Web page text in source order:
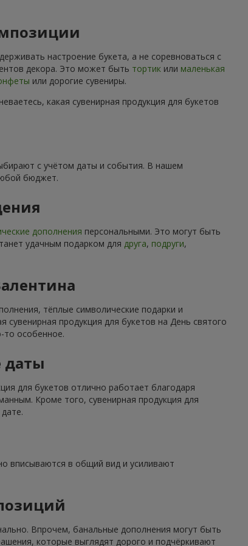
настроение букета, а не соревноваться с
декора. Это может быть тортик или маленькая
или дорогие сувениры.
какая сувенирная продукция для букетов
с учётом даты и события. В нашем
бюджет.
дополнения персональными. Это могут быть
удачным подарком для друга, подруги,
тёплые символические подарки и
сувенирная продукция для букетов на День святого
то особенное.
даты
для букетов отлично работает благодаря
Кроме того, сувенирная продукция для
вписываются в общий вид и усиливают
Впрочем, банальные дополнения могут быть
которые выглядят дорого и подчёркивают